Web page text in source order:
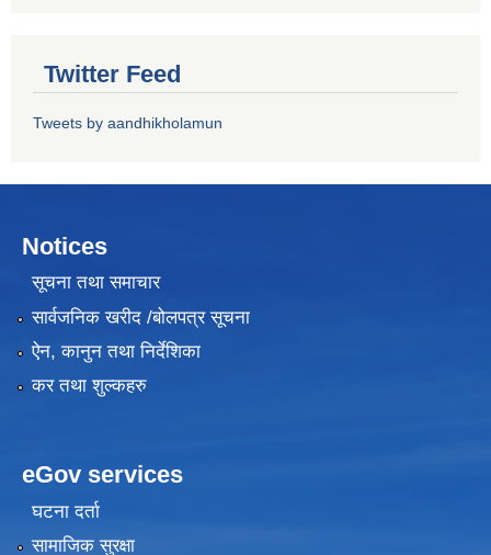
Twitter Feed
Tweets by aandhikholamun
Notices
सूचना तथा समाचार
सार्वजनिक खरीद /बोलपत्र सूचना
ऐन, कानुन तथा निर्देशिका
कर तथा शुल्कहरु
eGov services
घटना दर्ता
सामाजिक सुरक्षा